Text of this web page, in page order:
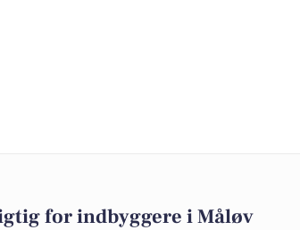
for indbyggere i Måløv